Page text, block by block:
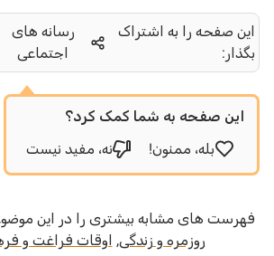
این صفحه را به اشتراک
بگذار:
رسانه های
اجتماعی
این صفحه به شما کمک کرد؟
بله، ممنون!
نه، مفید نیست
فهرست های مشابه بیشتری را در این
روزمره و زندگی, اوقات فراغت و